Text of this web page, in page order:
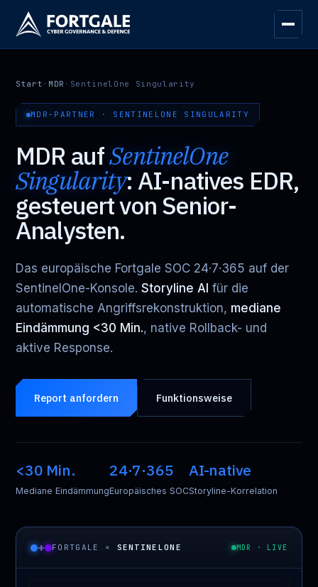
Start · MDR · SentinelOne Singularity
MDR-PARTNER · SENTINELONE SINGULARITY
MDR aufSentinelOne
Singularity: AI-natives EDR,
gesteuert von Senior-
Analysten.
Das europäische Fortgale SOC 24·7·365 auf der
SentinelOne-Konsole. Storyline AI für die
automatische Angriffsrekonstruktion, mediane
Eindämmung <30 Min., native Rollback- und
aktive Response.
Report anfordern Funktionsweise
<30 Min.
Mediane Eindämmung
24·7·365
Europäisches SOC
AI-native
Storyline-Korrelation
+ FORTGALE × SENTINELONE MDR · LIVE